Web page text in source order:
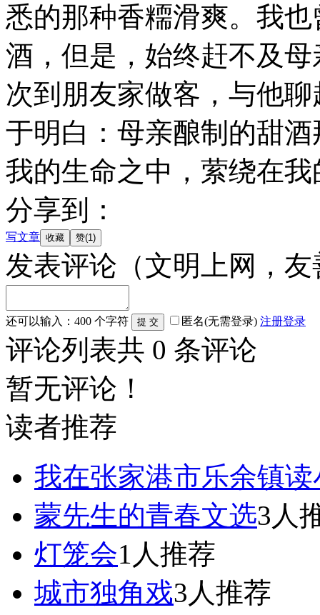
悉的那种香糥滑爽。我
酒，但是，始终赶不及
次到朋友家做客，与他
于明白：母亲酿制的甜
我的生命之中，萦绕在
分享到：
写文章
发表评论 （文明上网，
还可以输入： 400 个字符 匿名(无需登录) 注册登录
评论列表共 0 条评论
暂无评论！
读者推荐
我在张家港市乐余镇
蒙先生的青春文选3人
灯笼会1人推荐
城市独角戏3人推荐